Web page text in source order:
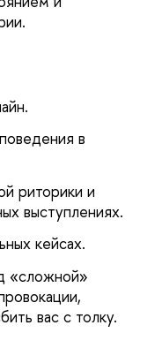
в
риторики и
выступлениях.
кейсах.
«сложной»
вас с толку.